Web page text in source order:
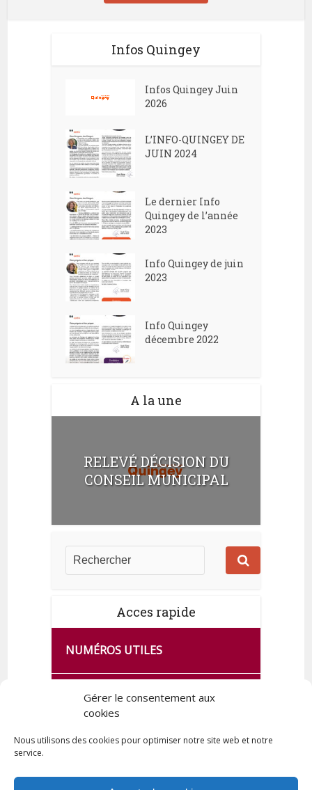
Gérer le consentement aux
cookies
Nous utilisons des cookies pour optimiser notre site web et notre
service.
Infos Quingey
Infos Quingey Juin
2026
L’INFO-QUINGEY DE
JUIN 2024
Le dernier Info
Quingey de l’année
2023
Info Quingey de juin
2023
Info Quingey
décembre 2022
A la une
RELEVÉ DÉCISION DU
CONSEIL MUNICIPAL
Acces rapide
NUMÉROS UTILES
CA SE PASSE À FRANCE SERVICES
DE QUINGEY